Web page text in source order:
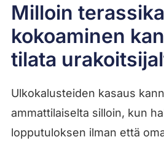
Milloin
kokoaminen
tilata
Ulkokalusteiden kasaus
ammattilaiselta silloin, kun
lopputuloksen ilman että